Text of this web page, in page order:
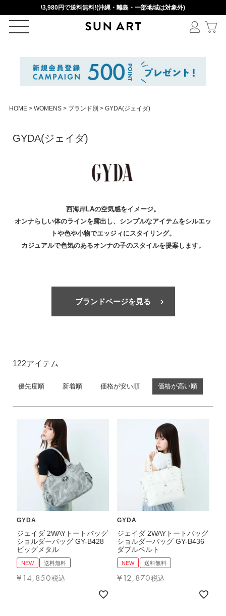
\3,980円で送料無料!(沖縄・離島・一部地域は対象外)
ログイン
カートを見る
バッグ
ショルダーバッグ
リュック
ボストンバッグ
バッグその他
財布・小物
長財布
折りたたみ・
コンパクト財布
コインケース
トラベルウォレット
HOME WOMENS ブランド別 GYDA(ジェイダ)
GYDA(ジェイダ)
西海岸LAの空気感をイメージ。
オンナらしい体のラインを露出し、シンプルなアイテムをシルエッ
トや色や小物でエッジィにスタイリング。
カジュアルで色気のあるオンナの子のスタイルを提案します。
ブランドページを見る
優先度順 新着順 価格が安い順 価格が高い順
122
GYDA
ジェイダ 2WAYトートバッグ
ショルダーバッグ GY-B428
ビッグメタル
NEW 送料無料
¥ 14,850税込
GYDA
ジェイダ 2WAYトートバッグ
ショルダーバッグ GY-B436
ダブルベルト
NEW 送料無料
¥ 12,870税込